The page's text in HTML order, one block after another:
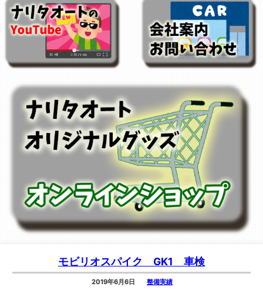
モビリオスパイク GK1 車検
2019年6月6日 整備実績